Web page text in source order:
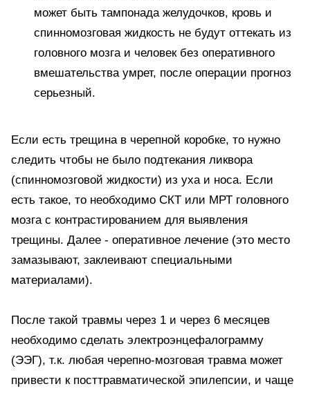
может быть тампонада желудочков, кровь и
спинномозговая жидкость не будут оттекать из
головного мозга и человек без оперативного
вмешательства умрет, после операции прогноз
серьезный.
Если есть трещина в черепной коробке, то нужно
следить чтобы не было подтекания ликвора
(спинномозговой жидкости) из уха и носа. Если
есть такое, то необходимо СКТ или МРТ головного
мозга с контрастированием для выявления
трещины. Далее - оперативное лечение (это место
замазывают, заклеивают специальными
материалами).
После такой травмы через 1 и через 6 месяцев
необходимо сделать электроэнцефалограмму
(ЭЭГ), т.к. любая черепно-мозговая травма может
привести к посттравматической эпилепсии, и чаще